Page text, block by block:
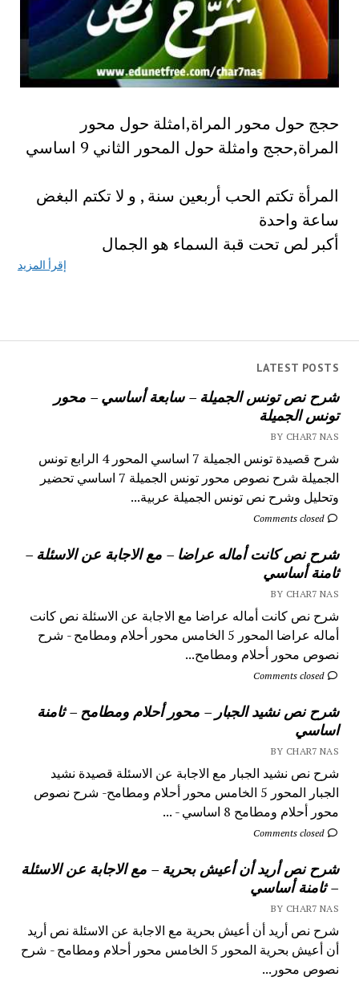
LATEST POSTS
شرح نص تونس الجميلة – سابعة أساسي – محور
تونس الجميلة
BY CHAR7 NAS
شرح قصيدة تونس الجميلة 7 اساسي المحور 4 الرابع تونس
الجميلة شرح نصوص محور تونس الجميلة 7 اساسي تحضير
وتحليل وشرح نص تونس الجميلة عربية...
Comments closed
شرح نص كانت أماله عراضا – مع الاجابة عن الاسئلة –
ثامنة أساسي
BY CHAR7 NAS
شرح نص كانت أماله عراضا مع الاجابة عن الاسئلة نص كانت
أماله عراضا المحور 5 الخامس محور أحلام ومطامح - شرح
نصوص محور أحلام ومطامح...
Comments closed
شرح نص نشيد الجبار – محور أحلام ومطامح – ثامنة
اساسي
BY CHAR7 NAS
شرح نص نشيد الجبار مع الاجابة عن الاسئلة قصيدة نشيد
الجبار المحور 5 الخامس محور أحلام ومطامح- شرح نصوص
محور أحلام ومطامح 8 اساسي - ...
Comments closed
شرح نص أريد أن أعيش بحرية – مع الاجابة عن الاسئلة
– ثامنة أساسي
BY CHAR7 NAS
شرح نص أريد أن أعيش بحرية مع الاجابة عن الاسئلة نص أريد
أن أعيش بحرية المحور 5 الخامس محور أحلام ومطامح - شرح
نصوص محور...
حجج حول محور المراة,امثلة حول محور
المراة,حجج وامثلة حول المحور الثاني 9 اساسي
المرأة تكتم الحب أربعين سنة , و لا تكتم البغض
ساعة واحدة
أكبر لص تحت قبة السماء هو الجمال
إقرأ المزيد